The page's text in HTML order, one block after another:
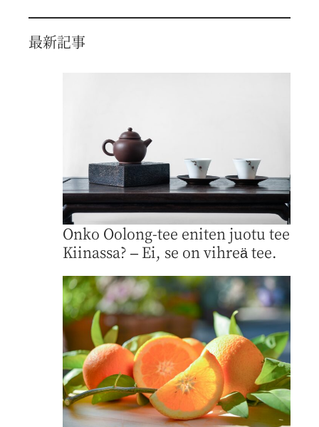
最新記事
Onko Oolong-tee eniten juotu tee
Kiinassa? – Ei, se on vihreä tee.